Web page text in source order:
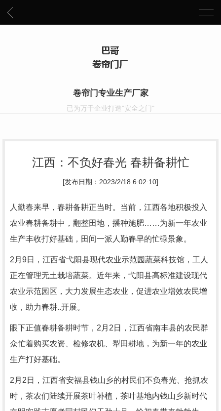
卷帘门专业生产厂家
已为万千企业打造"安全之门"
江西：不负好春光 春耕备耕忙
[发布日期：2023/2/18 6:02:10]
人勤春来早，春耕备耕正当时。当前，江西各地积极投入
农业春耕备耕中，翻整田地，播种施肥……为新一年农业
生产丰收打好基础，田间一派人勤春早的忙碌景象。
2月9日，江西省弋阳县现代农业示范园蔬菜科技馆，工人
正在管理无土栽培蔬菜。近年来，弋阳县高标准建设现代
农业示范园区，大力发展生态农业，促进农业增效农民增
收，助力春耕..开展。
眼下正值春耕备耕时节，2月2日，江西省南丰县的农民群
众忙着购买农资、检修农机、犁田耕地，为新一年的农业
生产打好基础。
2月2日，江西省安福县钱山乡的村民们不负春光、抢抓农
时，茶农们陆续开展茶叶补植，茶叶基地内钱山乡新时代